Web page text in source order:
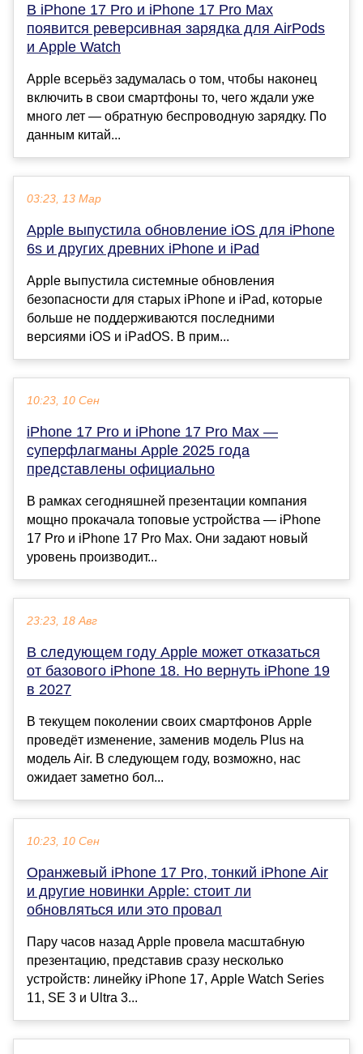
В iPhone 17 Pro и iPhone 17 Pro Max
появится реверсивная зарядка для AirPods
и Apple Watch
Apple всерьёз задумалась о том, чтобы наконец
включить в свои смартфоны то, чего ждали уже
много лет — обратную беспроводную зарядку. По
данным китай...
03:23, 13 Мар
Apple выпустила обновление iOS для iPhone
6s и других древних iPhone и iPad
Apple выпустила системные обновления
безопасности для старых iPhone и iPad, которые
больше не поддерживаются последними
версиями iOS и iPadOS. В прим...
10:23, 10 Сен
iPhone 17 Pro и iPhone 17 Pro Max —
суперфлагманы Apple 2025 года
представлены официально
В рамках сегодняшней презентации компания
мощно прокачала топовые устройства — iPhone
17 Pro и iPhone 17 Pro Max. Они задают новый
уровень производит...
23:23, 18 Авг
В следующем году Apple может отказаться
от базового iPhone 18. Но вернуть iPhone 19
в 2027
В текущем поколении своих смартфонов Apple
проведёт изменение, заменив модель Plus на
модель Air. В следующем году, возможно, нас
ожидает заметно бол...
10:23, 10 Сен
Оранжевый iPhone 17 Pro, тонкий iPhone Air
и другие новинки Apple: стоит ли
обновляться или это провал
Пару часов назад Apple провела масштабную
презентацию, представив сразу несколько
устройств: линейку iPhone 17, Apple Watch Series
11, SE 3 и Ultra 3...